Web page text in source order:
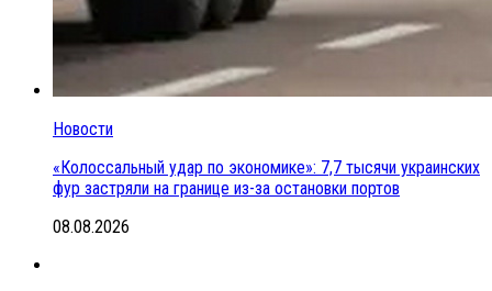
Новости
«Колоссальный удар по экономике»: 7,7 тысячи украинских
фур застряли на границе из-за остановки портов
08.08.2026